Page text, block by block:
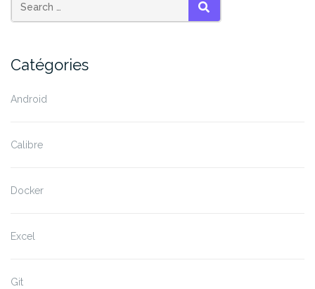
SEARCH
Catégories
Android
Calibre
Docker
Excel
Git